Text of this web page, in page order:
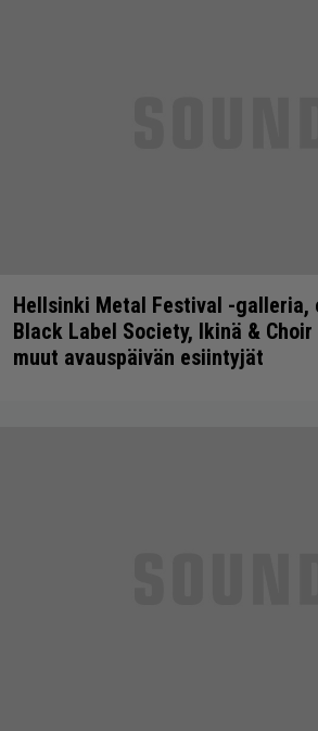
Hellsinki Metal Festival -galleria,
Black Label Society, Ikinä &
muut avauspäivän esiintyjät